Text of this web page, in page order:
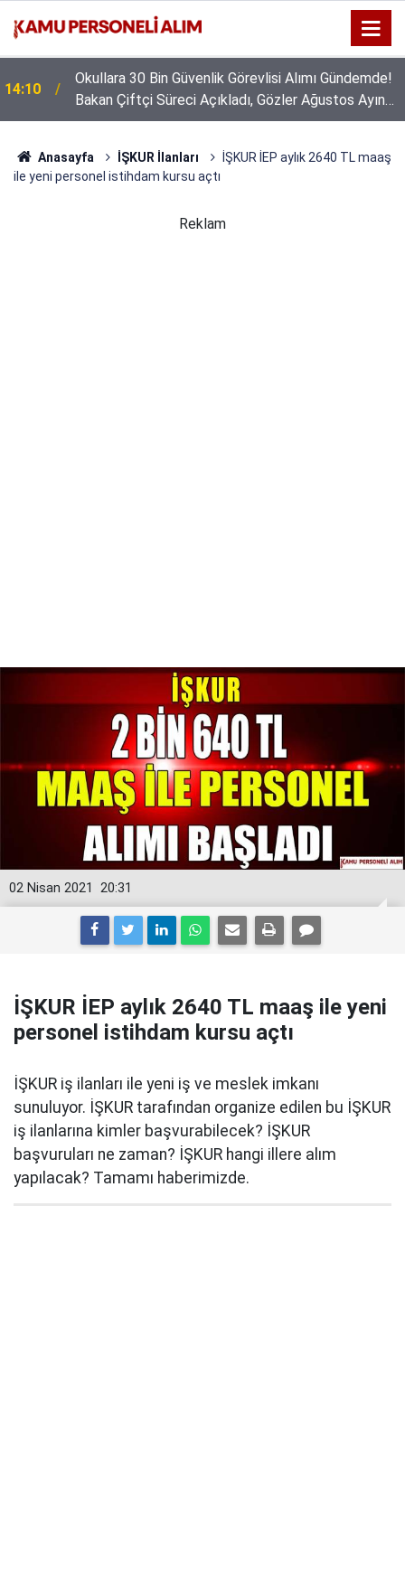
14:10
Okullara 30 Bin Güvenlik Görevlisi Alımı Gündemde!
Bakan Çiftçi Süreci Açıkladı, Gözler Ağustos Ayına
Çevrildi
Anasayfa İŞKUR İlanları
İŞKUR İEP aylık 2640 TL maaş
ile yeni personel istihdam kursu açtı
Reklam
20:31
02 Nisan 2021
İŞKUR İEP aylık 2640 TL maaş ile yeni
personel istihdam kursu açtı
İŞKUR iş ilanları ile yeni iş ve meslek imkanı
sunuluyor. İŞKUR tarafından organize edilen bu İŞKUR
iş ilanlarına kimler başvurabilecek? İŞKUR
başvuruları ne zaman? İŞKUR hangi illere alım
yapılacak? Tamamı haberimizde.